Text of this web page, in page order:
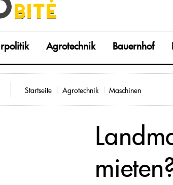
Agrotechnik Bauernhof
Startseite Agrotechnik Maschinen